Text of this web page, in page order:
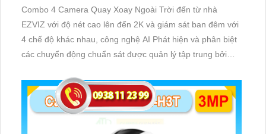
Combo 4 Camera Quay Xoay Ngoài Trời đến từ nhà
EZVIZ với độ nét cao lên đến 2K và giám sát ban đêm với
4 chế độ khác nhau, công nghệ AI Phát hiện và phân biệt
các chuyển động chuẩn sát được quản lý tập trung bởi